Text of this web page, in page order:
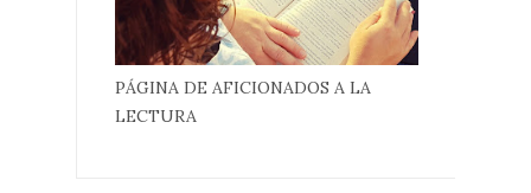
PÁGINA DE AFICIONADOS A LA
LECTURA